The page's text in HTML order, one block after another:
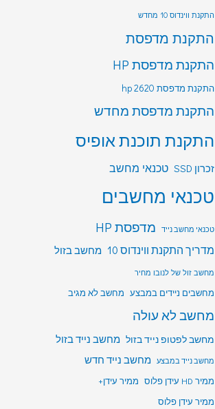
התקנת ווינדוס 10 מחדש
התקנת מדפסת
התקנת מדפסת HP
התקנת מדפסת hp 2620
התקנת מדפסת מחדש
התקנת תוכנת אופיס
זכרון SSD טכנאי מחשב
טכנאי מחשבים
טכנאי מחשב נייד מדפסת HP
מדריך התקנת ווינדוס 10 מחשב בזול
מחשב זול של לנובו מחיר
מחשבים ניידים במבצע מחשב לא מגיב
מחשב לא עולה
מחשב לפטופ נייד בזול מחשב נייד בזול
מחשב נייד במבצע מחשב נייד חדש
ממיר HD עידן פלוס
ממיר עידן+
ממיר עידן פלוס